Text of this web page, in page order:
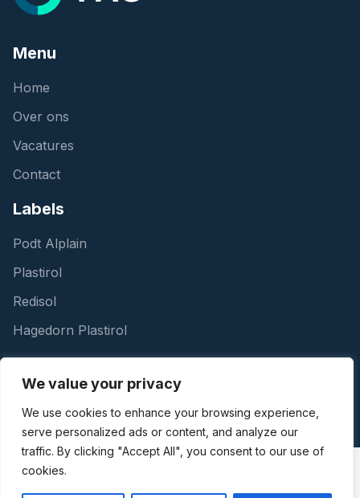
We value your privacy
We use cookies to enhance your browsing experience,
serve personalized ads or content, and analyze our
traffic. By clicking "Accept All", you consent to our use of
cookies.
Menu
Home
Over ons
Vacatures
Contact
Labels
Podt Alplain
Plastirol
Redisol
Hagedorn Plastirol